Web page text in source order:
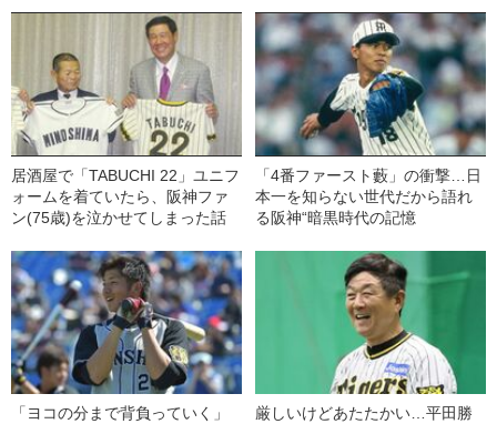
居酒屋で「TABUCHI 22」ユニフ
ォームを着ていたら、阪神ファ
ン(75歳)を泣かせてしまった話
「4番ファースト藪」の衝撃…日
本一を知らない世代だから語れ
る阪神“暗黒時代の記憶
「ヨコの分まで背負っていく」
厳しいけどあたたかい…平田勝